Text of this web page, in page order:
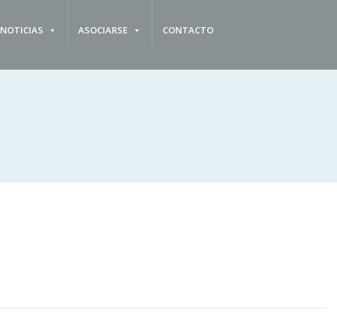
NOTICIAS ASOCIARSE CONTACTO